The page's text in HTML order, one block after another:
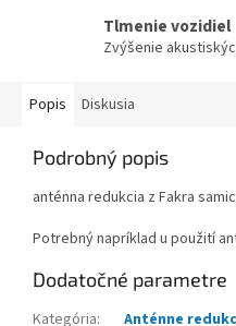
Tlmenie vozidiel
Zvýšenie
Popis Diskusia
Podrobný popis
anténna redukcia z Fakra
Potrebný napríklad u použití
Dodatočné parametre
Kategória:
Anténne